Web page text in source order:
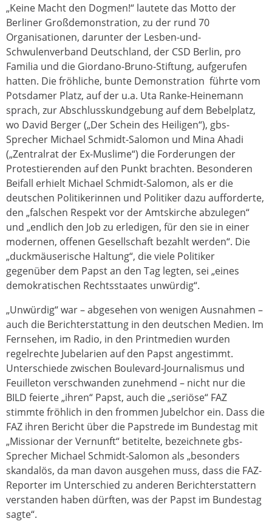
„Keine Macht den Dogmen!“ lautete das Motto der
Berliner Großdemonstration, zu der rund 70
Organisationen, darunter der Lesben-und-
Schwulenverband Deutschland, der CSD Berlin, pro
Familia und die Giordano-Bruno-Stiftung, aufgerufen
hatten. Die fröhliche, bunte Demonstration führte vom
Potsdamer Platz, auf der u.a. Uta Ranke-Heinemann
sprach, zur Abschlusskundgebung auf dem Bebelplatz,
wo David Berger („Der Schein des Heiligen“), gbs-
Sprecher Michael Schmidt-Salomon und Mina Ahadi
(„Zentralrat der Ex-Muslime“) die Forderungen der
Protestierenden auf den Punkt brachten. Besonderen
Beifall erhielt Michael Schmidt-Salomon, als er die
deutschen Politikerinnen und Politiker dazu aufforderte,
den „falschen Respekt vor der Amtskirche abzulegen“
und „endlich den Job zu erledigen, für den sie in einer
modernen, offenen Gesellschaft bezahlt werden“. Die
„duckmäuserische Haltung“, die viele Politiker
gegenüber dem Papst an den Tag legten, sei „eines
demokratischen Rechtsstaates unwürdig“.
„Unwürdig“ war – abgesehen von wenigen Ausnahmen –
auch die Berichterstattung in den deutschen Medien. Im
Fernsehen, im Radio, in den Printmedien wurden
regelrechte Jubelarien auf den Papst angestimmt.
Unterschiede zwischen Boulevard-Journalismus und
Feuilleton verschwanden zunehmend – nicht nur die
BILD feierte „ihren“ Papst, auch die „seriöse“ FAZ
stimmte fröhlich in den frommen Jubelchor ein. Dass die
FAZ ihren Bericht über die Papstrede im Bundestag mit
„Missionar der Vernunft“ betitelte, bezeichnete gbs-
Sprecher Michael Schmidt-Salomon als „besonders
skandalös, da man davon ausgehen muss, dass die FAZ-
Reporter im Unterschied zu anderen Berichterstattern
verstanden haben dürften, was der Papst im Bundestag
sagte“.